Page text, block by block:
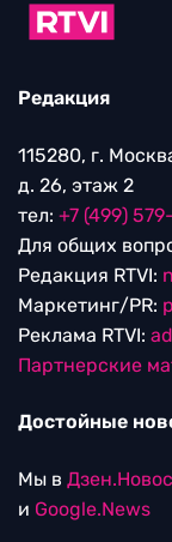
Редакция
115280, г.
д. 26, этаж 2
тел: +7 (499)
Для общих
Редакция RTVI:
Маркетинг/PR:
Реклама RTVI:
Партнерские
Достойные
Мы в
и Google.News